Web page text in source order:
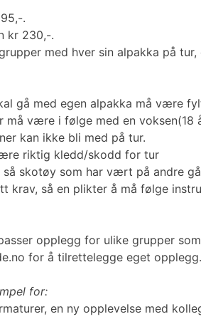
.
kr 230,-.
med hver sin alpakka på
gå med egen alpakka må være
må være i følge med en voksen(18
kan ikke bli med på tur.
riktig kledd/skodd for tur
skotøy som har vært på andre
krav, så en plikter å må følge
opplegg for ulike grupper
for å tilrettelegge eget opplegg.
for:
en ny opplevelse med